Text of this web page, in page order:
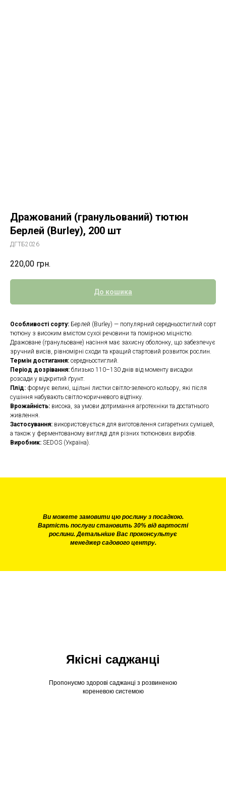
Дражований (гранульований) тютюн
Берлей (Burley), 200 шт
ДГТБ2026
220,00 грн.
До кошика
Особливості сорту: Берлей (Burley) — популярний середньостиглий сорт
тютюну з високим вмістом сухої речовини та помірною міцністю.
Дражоване (гранульоване) насіння має захисну оболонку, що забезпечує
зручний висів, рівномірні сходи та кращий стартовий розвиток рослин.
Термін достигання: середньостиглий.
Період дозрівання: близько 110–130 днів від моменту висадки
розсади у відкритий ґрунт.
Плід: формує великі, щільні листки світло-зеленого кольору, які після
сушіння набувають світло-коричневого відтінку.
Врожайність: висока, за умови дотримання агротехніки та достатнього
живлення.
Застосування: використовується для виготовлення сигаретних сумішей,
а також у ферментованому вигляді для різних тютюнових виробів.
Виробник: SEDOS (Україна).
Ви можете замовити цю рослину з посадкою.
Вартість послуги становить 30% від вартості
рослини. Детальніше Вас проконсультує
менеджер садового центру.
Пропонуємо здорові саджанці з розвиненою
кореневою системою
Якісні саджанці